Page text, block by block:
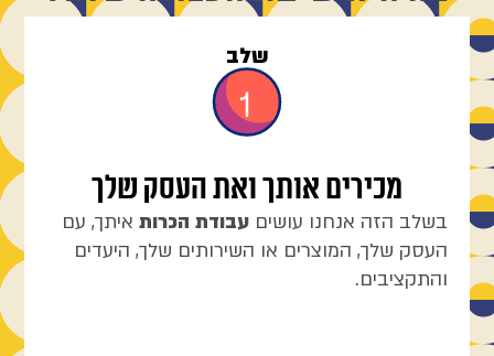
שלב
מכירים אותך ואת העסק שלך
בשלב הזה אנחנו עושיםעבודת הכרותאיתך, עם
העסק שלך, המוצרים או השירותים שלך, היעדים
והתקציבים.